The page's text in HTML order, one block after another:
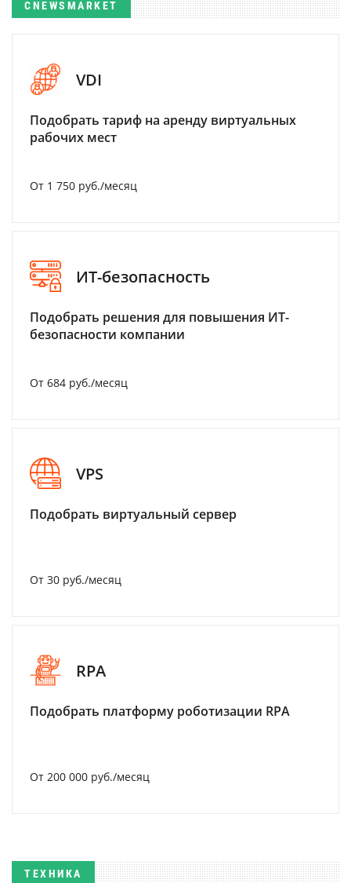
CNEWSMARKET
VDI
Подобрать тариф на аренду виртуальных
рабочих мест
От 1 750 руб./месяц
ИТ-безопасность
Подобрать решения для повышения ИТ-
безопасности компании
От 684 руб./месяц
VPS
Подобрать виртуальный сервер
От 30 руб./месяц
RPA
Подобрать платформу роботизации RPA
От 200 000 руб./месяц
ТЕХНИКА